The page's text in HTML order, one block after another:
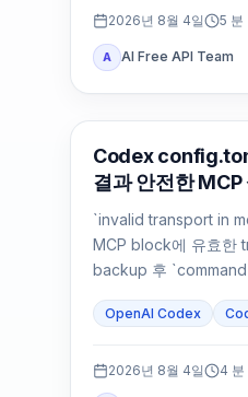
2026년 8월 4일 5 분
A AI Free API Team
AI 개발 도구
Codex
결과 안전한 MCP
`invalid transport in
MCP block에 유효한
backup 후
연결을 따로 확인하세
OpenAI Codex
2026년 8월 4일 4 분